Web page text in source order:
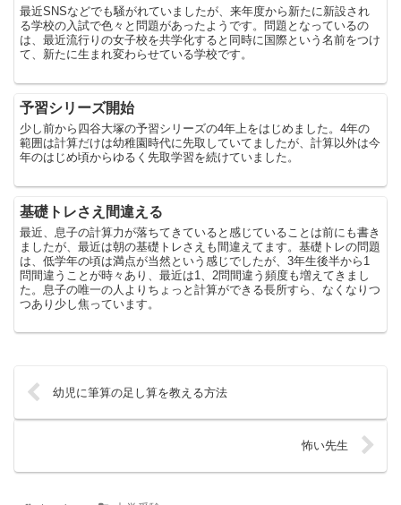
最近SNSなどでも騒がれていましたが、来年度から新たに新設され
る学校の入試で色々と問題があったようです。問題となっているの
は、最近流行りの女子校を共学化すると同時に国際という名前をつけ
て、新たに生まれ変わらせている学校です。
予習シリーズ開始
少し前から四谷大塚の予習シリーズの4年上をはじめました。4年の
範囲は計算だけは幼稚園時代に先取していてましたが、計算以外は今
年のはじめ頃からゆるく先取学習を続けていました。
基礎トレさえ間違える
最近、息子の計算力が落ちてきていると感じていることは前にも書き
ましたが、最近は朝の基礎トレさえも間違えてます。基礎トレの問題
は、低学年の頃は満点が当然という感じでしたが、3年生後半から1
問間違うことが時々あり、最近は1、2問間違う頻度も増えてきまし
た。息子の唯一の人よりちょっと計算ができる長所すら、なくなりつ
つあり少し焦っています。
幼児に筆算の足し算を教える方法
怖い先生